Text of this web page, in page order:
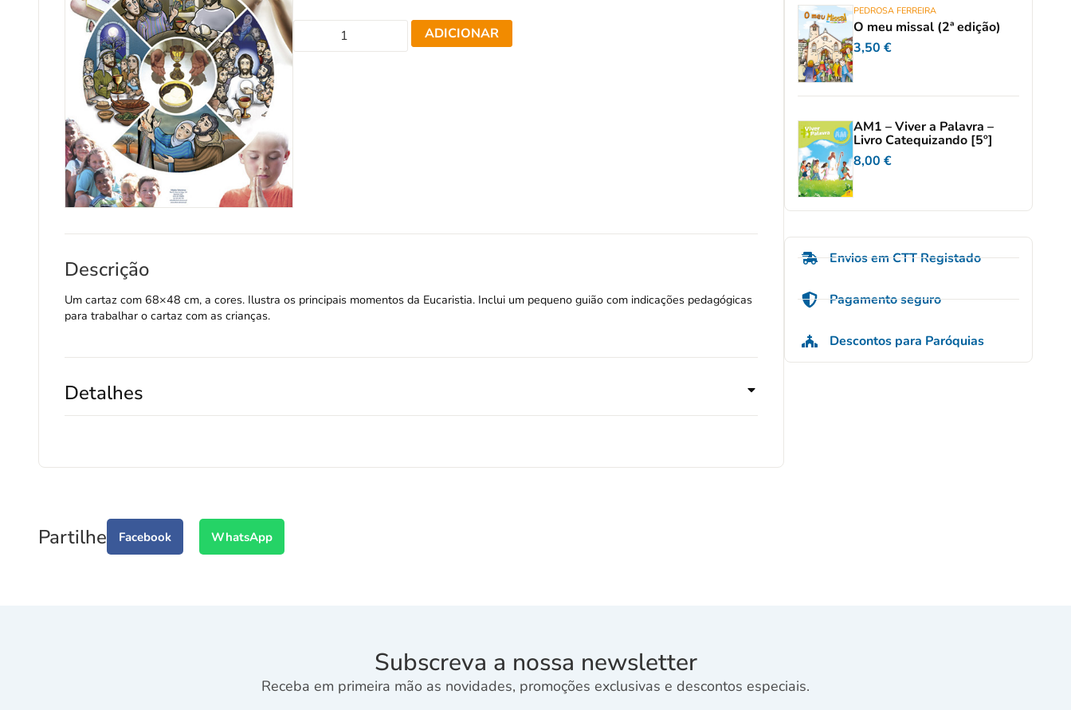
ADICIONAR
Descrição
Um cartaz com 68×48 cm, a cores. Ilustra os principais momentos da Eucaristia. Inclui um pequeno guião com indicações pedagógicas
para trabalhar o cartaz com as crianças.
Detalhes
PEDROSA FERREIRA
O meu missal (2ª edição)
3,50 €
AM1 – Viver a Palavra –
Livro Catequizando [5º]
8,00 €
Envios em CTT Registado
Pagamento seguro
Descontos para Paróquias
Partilhe Facebook WhatsApp
Subscreva a nossa newsletter
Receba em primeira mão as novidades, promoções exclusivas e descontos especiais.